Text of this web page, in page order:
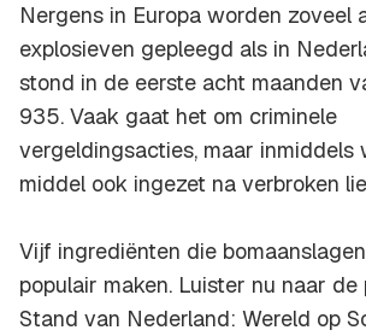
Nergens in Europa worden zoveel
explosieven gepleegd als in
stond in de eerste acht maanden
935. Vaak gaat het om criminele
vergeldingsacties, maar inmiddels
middel ook ingezet na verbroken
Vijf ingrediënten die
populair maken. Luister nu naar
Stand van Nederland: Wereld op